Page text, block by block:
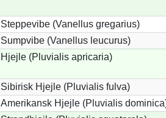
Steppevibe (Vanellus gregarius)
Sumpvibe (Vanellus leucurus)
Hjejle (Pluvialis apricaria)
Sibirisk Hjejle (Pluvialis fulva)
Amerikansk Hjejle (Pluvialis